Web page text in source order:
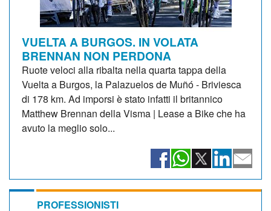
VUELTA A BURGOS. IN VOLATA
BRENNAN NON PERDONA
Ruote veloci alla ribalta nella quarta tappa della
Vuelta a Burgos, la Palazuelos de Muñó - Briviesca
di 178 km. Ad imporsi è stato infatti il britannico
Matthew Brennan della Visma | Lease a Bike che ha
avuto la meglio solo...
PROFESSIONISTI